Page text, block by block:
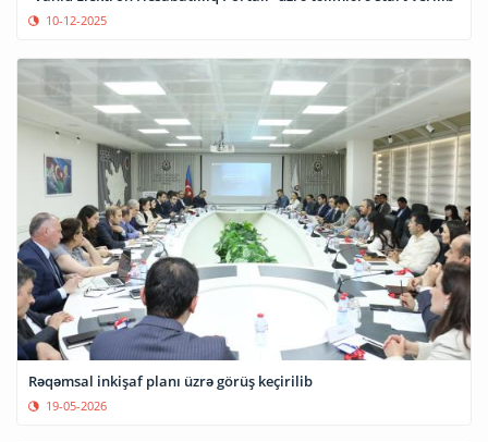
10-12-2025
Rəqəmsal inkişaf planı üzrə görüş keçirilib
19-05-2026